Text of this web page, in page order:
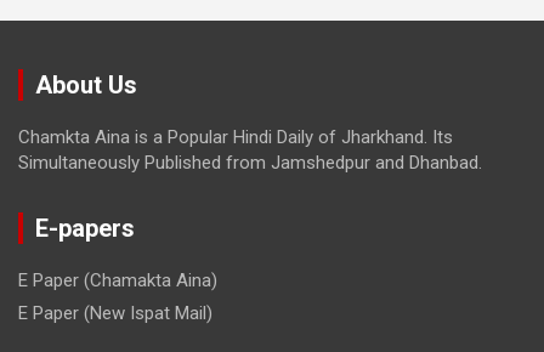
About Us
Chamkta Aina is a Popular Hindi Daily of Jharkhand. Its
Simultaneously Published from Jamshedpur and Dhanbad.
E-papers
E Paper (Chamakta Aina)
E Paper (New Ispat Mail)